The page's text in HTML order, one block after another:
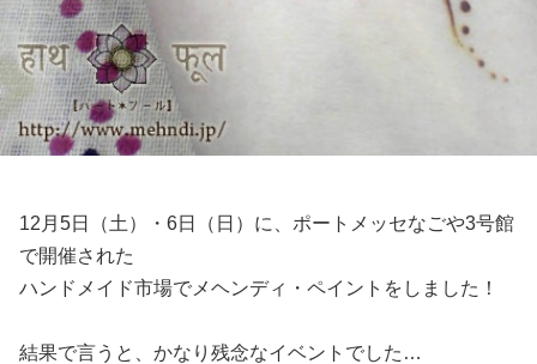
12月5日（土）・6日（日）に、ポートメッセなごや3号館
で開催された
ハンドメイド市場でメヘンディ・ペイントをしました！
結果で言うと、かなり残念なイベントでした…